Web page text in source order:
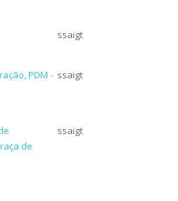
ssaigt
PDM - ssaigt
de
ssaigt